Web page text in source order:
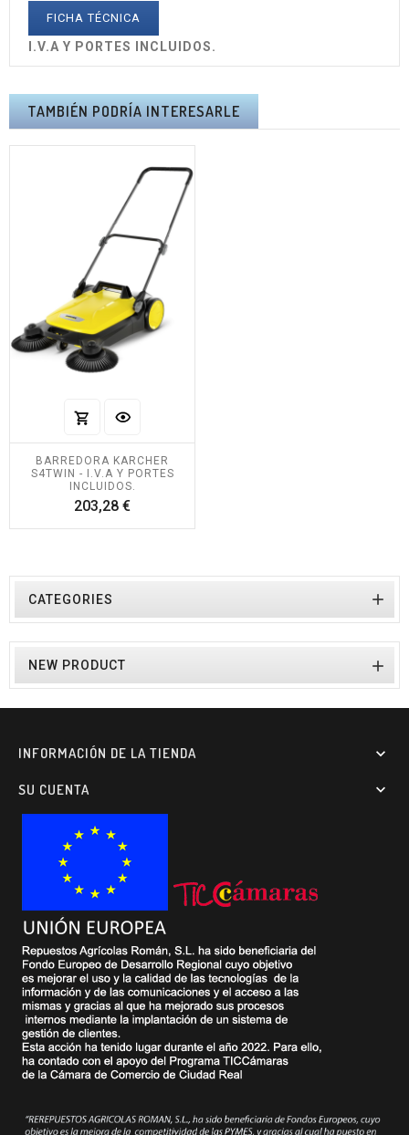
FICHA TÉCNICA
I.V.A Y PORTES INCLUIDOS.
TAMBIÉN PODRÍA INTERESARLE
BARREDORA KARCHER
S4TWIN - I.V.A Y PORTES
INCLUIDOS.
203,28 €Precio
CATEGORIES 
NEW PRODUCT 
INFORMACIÓN DE LA TIENDA 
SU CUENTA 